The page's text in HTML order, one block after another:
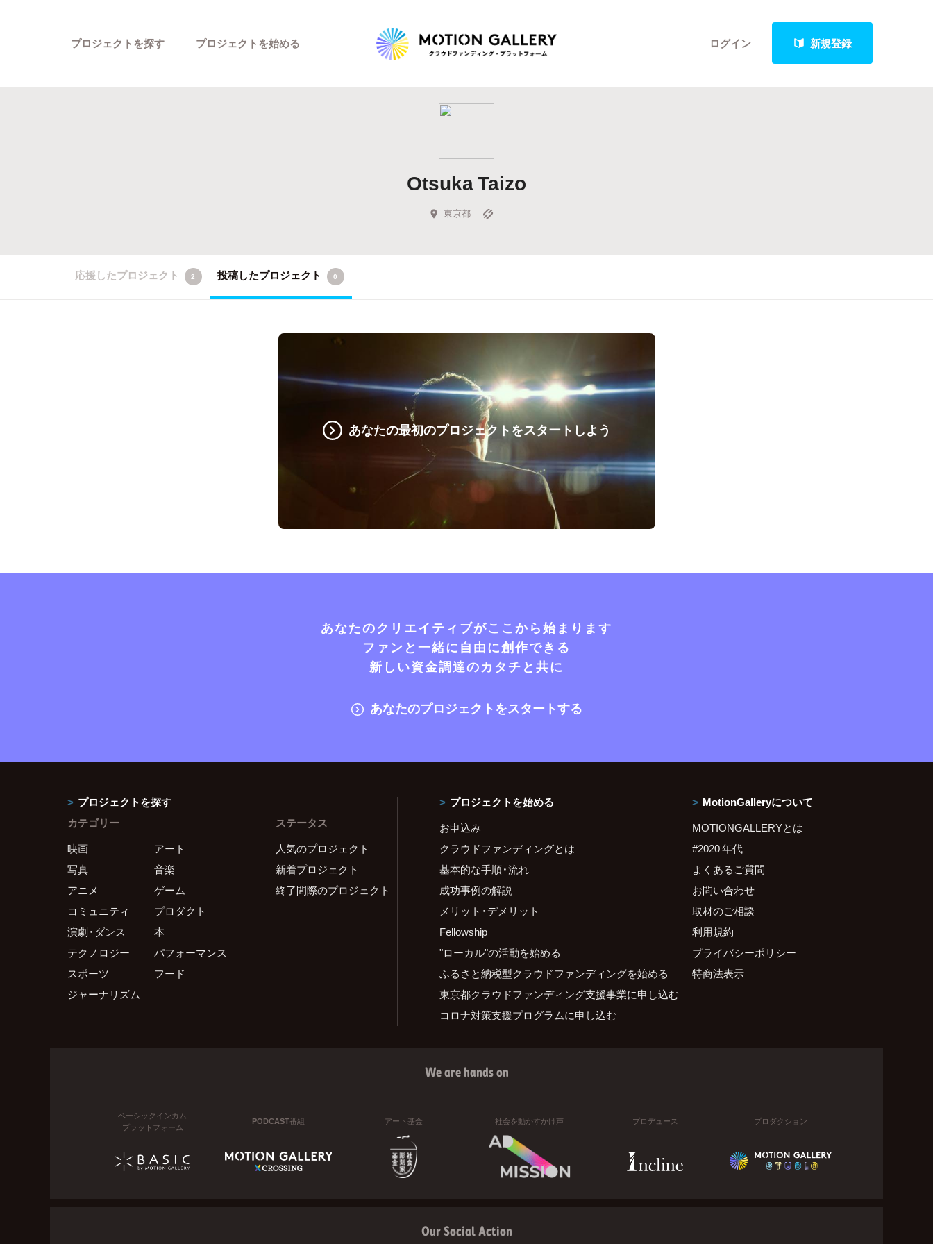
ログイン 新規登録
プロジェクトを探す
Highlight
Feature
キュレーターから探す
プロジェクトを始める
Otsuka Taizo
東京都
応援したプロジェクト 2 投稿したプロジェクト 0
あなたの最初のプロジェクトをスタートしよう
あなたのクリエイティブがここから始まります
ファンと一緒に自由に創作できる
新しい資金調達のカタチと共に
あなたのプロジェクトをスタートする
プロジェクトを探す
カテゴリー
映画
アート
写真
音楽
アニメ
ゲーム
コミュニティ
プロダクト
演劇・ダンス
本
テクノロジー
パフォーマンス
スポーツ
フード
ジャーナリズム
ステータス
人気のプロジェクト
新着プロジェクト
終了間際のプロジェクト
プロジェクトを始める
お申込み
クラウドファンディングとは
基本的な手順・流れ
成功事例の解説
メリット・デメリット
Fellowship
"ローカル"の活動を始める
ふるさと納税型クラウドファンディングを始める
東京都クラウドファンディング支援事業に申し込む
コロナ対策支援プログラムに申し込む
MotionGalleryについて
MOTIONGALLERYとは
#2020 年代
よくあるご質問
お問い合わせ
取材のご相談
利用規約
プライバシーポリシー
特商法表示
We are hands on
ベーシックインカム
プラットフォーム
PODCAST番組 アート基金 社会を動かすかけ声 プロデュース プロダクション
Our Social Action